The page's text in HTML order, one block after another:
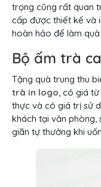
trọng cũng rất quan
cấp được thiết kế và
hoàn hảo để làm quà
Bộ ấm trà
Tặng quà trung thu
trà in logo, có giá
thực và có giá trị sử
khách tại văn phòng,
giãn tự thưởng khi